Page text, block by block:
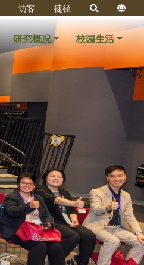
访客 捷径
研究概况 校园生活